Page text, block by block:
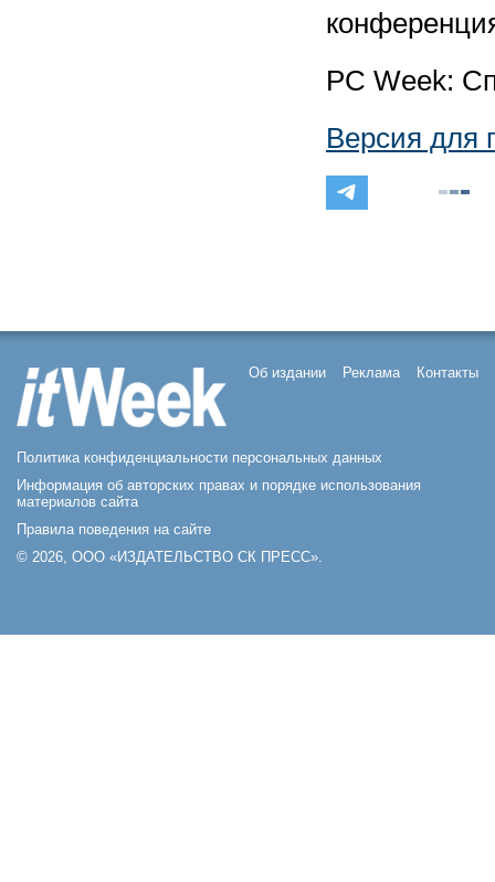
PC Week:
Версия для
Об издании Реклама Контакты
Политика конфиденциальности персональных данных
Информация об авторских правах и порядке использования
материалов сайта
Правила поведения на сайте
© 2026, ООО «ИЗДАТЕЛЬСТВО СК ПРЕСС».